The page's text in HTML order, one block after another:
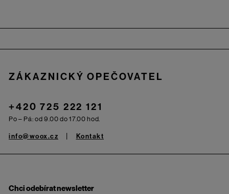
ZÁKAZNICKÝ OPEČOVATEL
+420 725 222 121
Po – Pá: od 9.00 do 17.00 hod.
info@woox.cz Kontakt
Chci odebírat newsletter